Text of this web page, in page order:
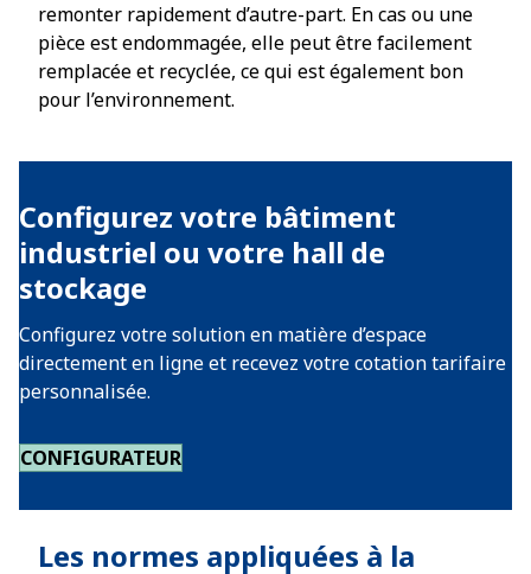
remonter rapidement d’autre-part. En cas ou une
pièce est endommagée, elle peut être facilement
remplacée et recyclée, ce qui est également bon
pour l’environnement.
Configurez votre bâtiment
industriel ou votre hall de
stockage
Configurez votre solution en matière d’espace
directement en ligne et recevez votre cotation tarifaire
personnalisée.
CONFIGURATEUR
Les normes appliquées à la